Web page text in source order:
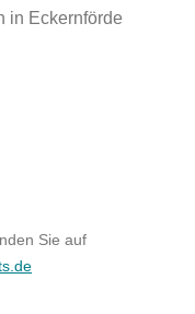
in Eckernförde
Sie auf